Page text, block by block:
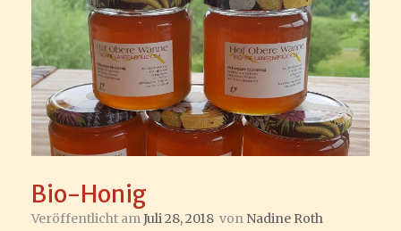
Bio-Honig
Veröffentlicht amJuli 28, 2018 von Nadine Roth